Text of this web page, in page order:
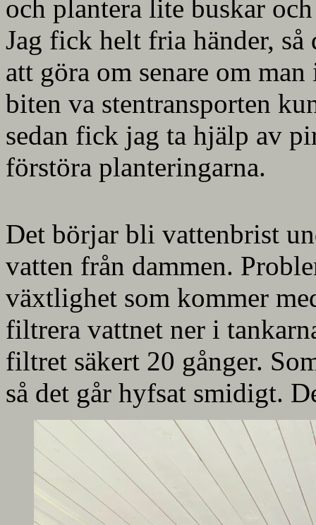
och plantera lite buskar
Jag fick helt fria händer,
att göra om senare om
biten va stentransporten
sedan fick jag ta hjälp av
förstöra planteringarna.
Det börjar bli vattenbrist
vatten från dammen.
växtlighet som kommer
filtrera vattnet ner i
filtret säkert 20 gånger.
så det går hyfsat smidigt.